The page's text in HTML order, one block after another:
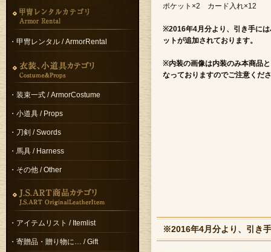
ポケット×2 カード入れ×12
※2016年4月分より、引き手に
ットが追加されております。
※内装の画像は内装のみ本商品
なっておりますのでご注意くだ
※2016年4月分より、引き
・甲冑レンタル / ArmorRental
・装束一式 / ArmorCostume
・小道具 / Props
・刀剣 / Swords
・馬具 / Harness
・その他 / Other
・アイテムリスト / Itemlist
・寄贈品・贈り物に… / Gift